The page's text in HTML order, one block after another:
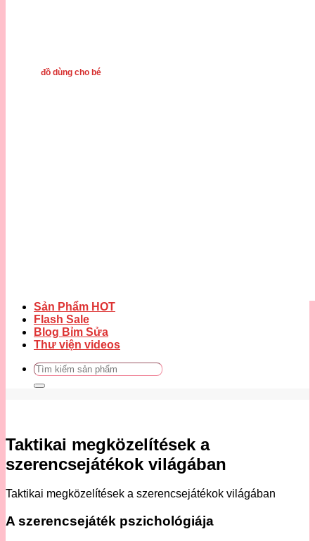
đồ dùng cho bé
Sản Phẩm HOT
Flash Sale
Blog Bỉm Sửa
Thư viện videos
Tìm
Taktikai megközelítések a
szerencsejátékok világában
Taktikai megközelítések a szerencsejátékok világában
A szerencsejáték pszichológiája